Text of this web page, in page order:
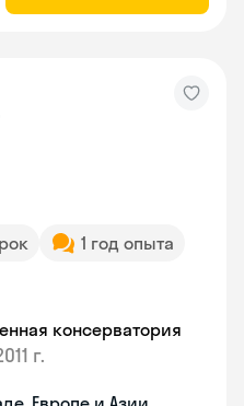
1 год опыта
консерватория
г.